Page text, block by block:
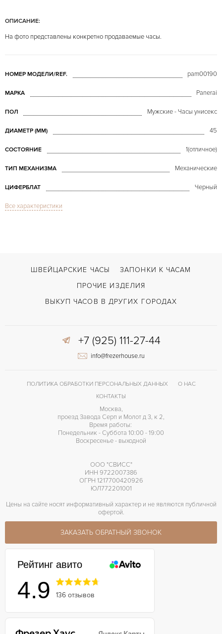
ОПИСАНИЕ:
На фото представлены конкретно продаваемые часы.
НОМЕР МОДЕЛИ/REF. pam00190
МАРКА Panerai
ПОЛ Мужские - Часы унисекс
ДИАМЕТР (MM) 45
СОСТОЯНИЕ 1(отличное)
ТИП МЕХАНИЗМА Механические
ЦИФЕРБЛАТ Черный
СТЕКЛО
Застежка с помощью шипа
КАЛИБР/МЕХАНИЗМ
Все характеристики
ШВЕЙЦАРСКИЕ ЧАСЫ
ЗАПОНКИ К ЧАСАМ
ПРОЧИЕ ИЗДЕЛИЯ
ВЫКУП ЧАСОВ В ДРУГИХ ГОРОДАХ
+7 (925) 111-27-44
info@frezerhouse.ru
ПОЛИТИКА ОБРАБОТКИ ПЕРСОНАЛЬНЫХ ДАННЫХ
О НАС
КОНТАКТЫ
Москва,
проезд Завода Серп и Молот д 3, к 2,
Время работы:
Понедельник - Суббота 10:00 - 19:00
Воскресенье - выходной
ООО "СВИСС"
ИНН 9722007386
ОГРН 1217700420926
ЮЛ772201001
Цены на сайте носят информативный характер и не являются публичной
офертой.
ЗАКАЗАТЬ ОБРАТНЫЙ ЗВОНОК
Рейтинг авито
4.9 136 отзывов